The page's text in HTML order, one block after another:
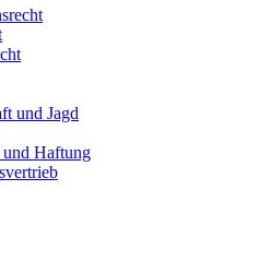
und Jagd
und Haftung